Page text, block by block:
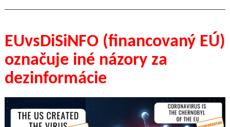
EUvsDiSiNFO (financovaný EÚ)
označuje iné názory za
dezinformácie